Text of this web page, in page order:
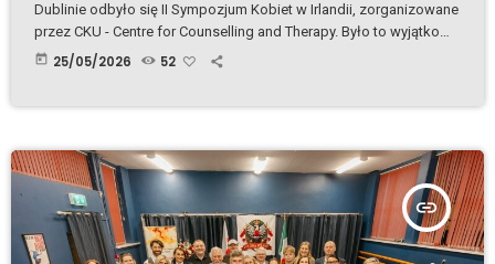
Dublinie odbyło się II Sympozjum Kobiet w Irlandii, zorganizowane
przez CKU - Centre for Counselling and Therapy. Było to wyjątkowe
wydarzenie, które zgromadziło kobiety z różnych środowisk,
[…]
today 25/05/2026 52
insert_link